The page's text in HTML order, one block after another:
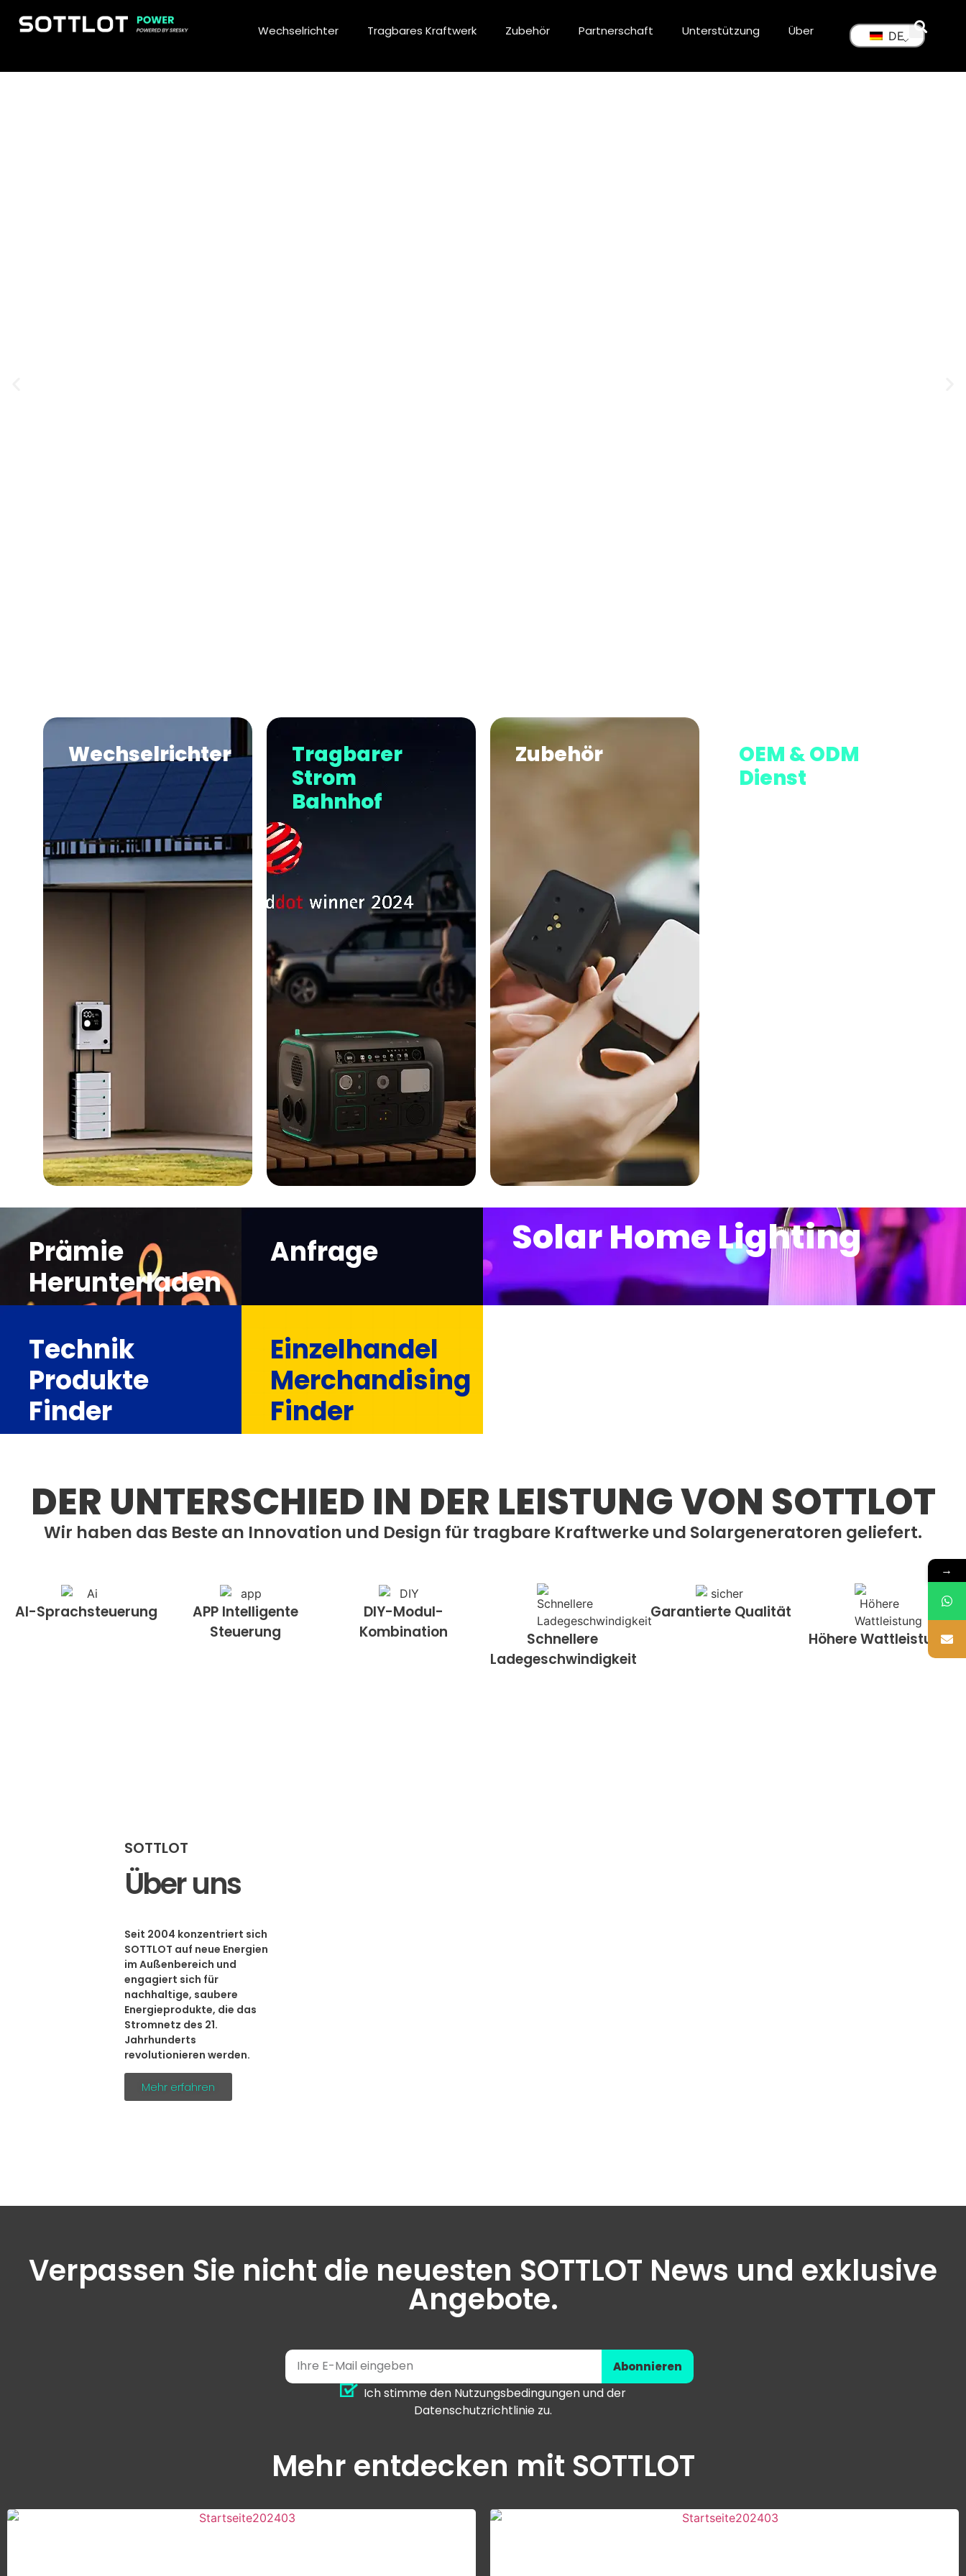
Wechselrichter Tragbares Kraftwerk Zubehör Partnerschaft Unterstützung Über DE
Wechselrichter
Tragbarer
Strom
Bahnhof
Zubehör
OEM & ODM
Dienst
Prämie
Herunterladen
Anfrage Solar Home Lighting
Technik
Produkte
Finder
Einzelhandel
Merchandising
Finder
DER UNTERSCHIED IN DER LEISTUNG VON SOTTLOT
Wir haben das Beste an Innovation und Design für tragbare Kraftwerke und Solargeneratoren geliefert.
AI-Sprachsteuerung
APP Intelligente
Steuerung
DIY-Modul-
Kombination
Schnellere
Ladegeschwindigkeit
Garantierte Qualität
Höhere Wattleistung
SOTTLOT
Über uns
Seit 2004 konzentriert sich
SOTTLOT auf neue Energien
im Außenbereich und
engagiert sich für
nachhaltige, saubere
Energieprodukte, die das
Stromnetz des 21.
Jahrhunderts
revolutionieren werden.
Mehr erfahren
Verpassen Sie nicht die neuesten SOTTLOT News und exklusive
Angebote.
Abonnieren
Ich stimme den Nutzungsbedingungen und der
Datenschutzrichtlinie zu.
Mehr entdecken mit SOTTLOT
→